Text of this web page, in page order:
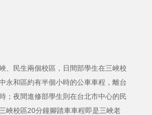
、民生兩個校區，日間部學生在三峽校
永和區約有半個小時的公車車程，離台
；夜間進修部學生則在台北市中心的民
峽校區20分鐘腳踏車車程即是三峽老